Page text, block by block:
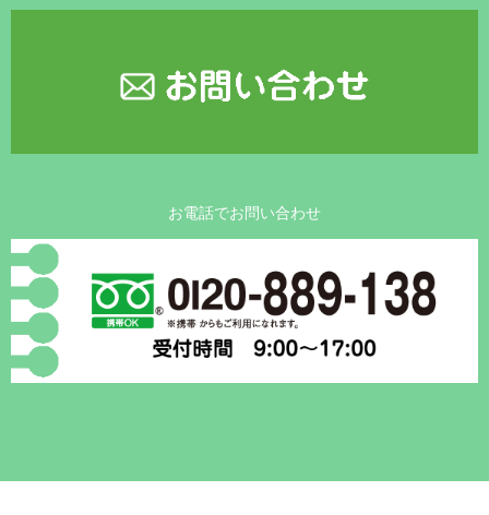
お電話でお問い合わせ